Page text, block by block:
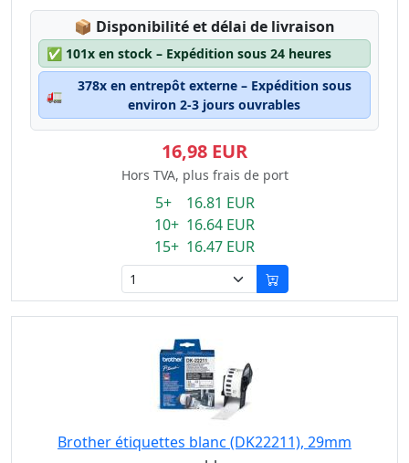
📦 Lagerstatus:
Disponibilité et délai de livraison
✅ 101x en stock – Expédition sous 24 heures
🚛
378x en entrepôt externe – Expédition sous
environ 2-3 jours ouvrables
16,98 EUR
Hors TVA, plus frais de port
5+ 16.81 EUR
10+ 16.64 EUR
15+ 16.47 EUR
Brother étiquettes blanc (DK22211), 29mm